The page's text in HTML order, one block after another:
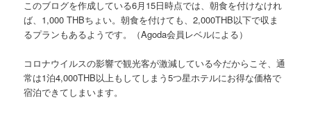
このブログを作成している6月15日時点では、朝食を付けなけれ
ば、1,000 THBちょい。朝食を付けても、2,000THB以下で収ま
るプランもあるようです。（Agoda会員レベルによる）
コロナウイルスの影響で観光客が激減している今だからこそ、通
常は1泊4,000THB以上もしてしまう5つ星ホテルにお得な価格で
宿泊できてしまいます。